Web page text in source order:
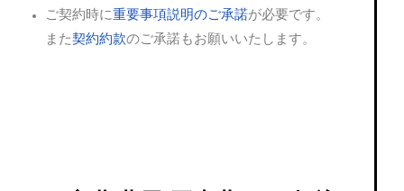
ご契約時に重要事項説明のご承諾が必要です。
また契約約款のご承諾もお願いいたします。